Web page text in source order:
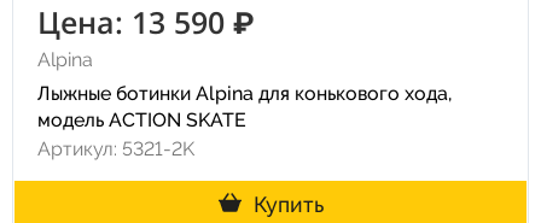
Цена: 13 590 ₽
Alpina
Лыжные ботинки Alpina для конькового хода,
модель ACTION SKATE
Артикул: 5321-2K
Купить